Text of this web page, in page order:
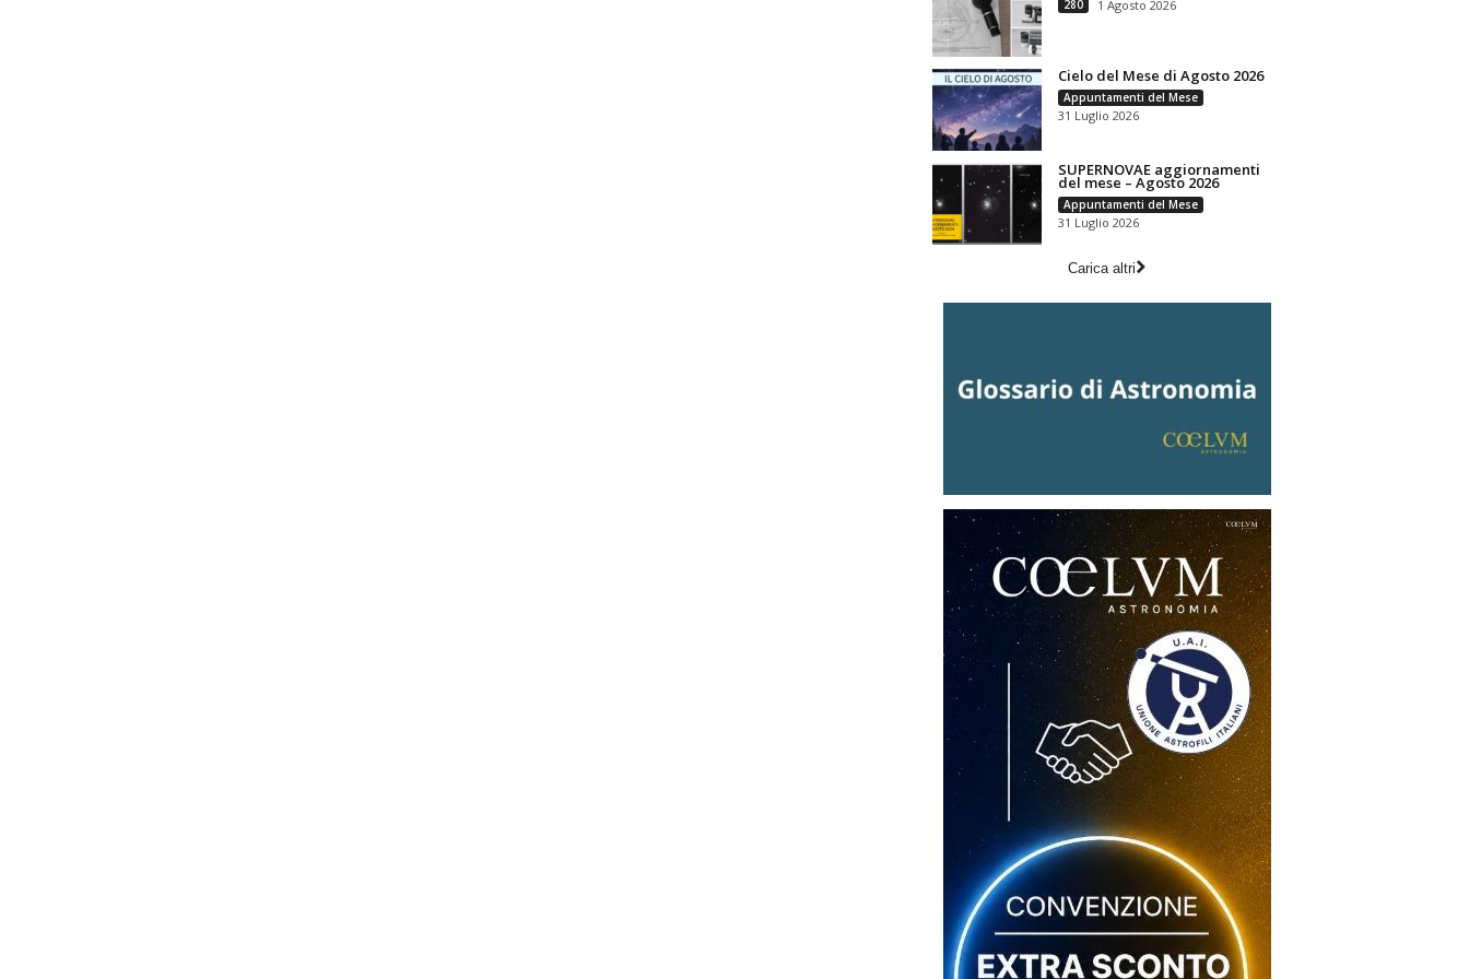
280 1 Agosto 2026
Cielo del Mese di Agosto 2026
Appuntamenti del Mese
31 Luglio 2026
SUPERNOVAE aggiornamenti
del mese – Agosto 2026
Appuntamenti del Mese
31 Luglio 2026
Carica altri